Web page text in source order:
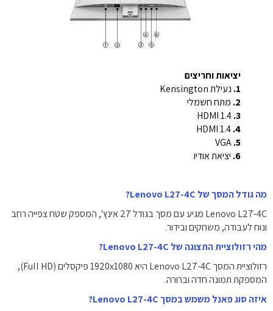
יציאות וחריצים
1. נעילת Kensington
2. מתח חשמלי
3.
4.
5.
6. יציאת אודיו
מה גודל המסך של Lenovo L27-4C?
Lenovo L27-4C מגיע עם מסך בגודל ‎27 אינץ'‎, המספק שטח צפייה רחב
ונוח לעבודה, משחקים ובידור.
מהי רזולוציית התצוגה של Lenovo L27-4C?
רזולוציית המסך Lenovo L27-4C היא ‎1920x1080‎ פיקסלים (Full HD),
המספקת תמונה חדה וברורה.
איזה סוג פאנל משמש במסך Lenovo L27-4C?